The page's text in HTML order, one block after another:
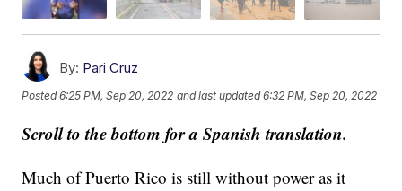
By: Pari Cruz
Posted6:25 PM, Sep 20, 2022 and last updated 6:32 PM, Sep 20, 2022
Scroll to the bottom for a Spanish translation.
Much of Puerto Rico is still without power as it